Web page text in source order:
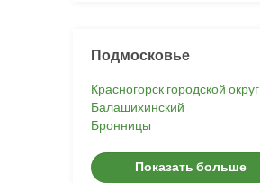
Подмосковье
Красногорск городской округ
Балашихинский
Бронницы
Показать больше